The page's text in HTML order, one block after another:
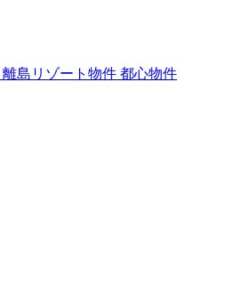
離島リゾート物件 都心物件